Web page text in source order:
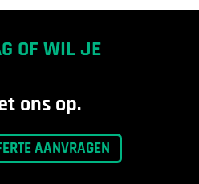
OF WIL JE
ons op.
AANVRAGEN